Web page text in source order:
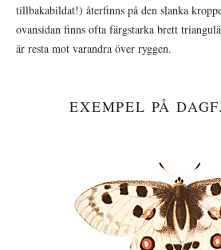
tillbakabildat!) återfinns på den slanka
ovansidan finns ofta färgstarka brett
är resta mot varandra över ryggen.
EXEMPEL PÅ